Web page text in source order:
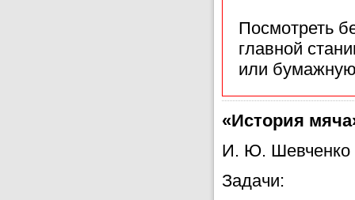
Посмотреть
главной
или
«История
И. Ю. Шевченко
Задачи: